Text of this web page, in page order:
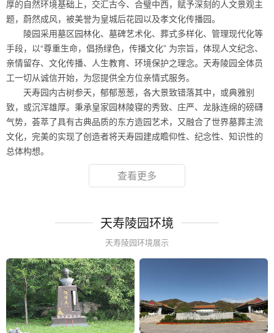
厚的自然环境基础上，交汇古今、合璧中西，赋予深刻的人文景观主
题，蔚然成风，被美誉为皇城后花园以及孝文化传播园。
陵园采用墓区园林化、墓碑艺术化、葬式多样化、管理现代化等
手段，以“尊重生命，倡扬绿色，传播文化” 为宗旨，体现人文纪念、
亲情留存、文化传播、人生教育、环境保护之理念。天寿陵园全体员
工一切从诚信开始，为您提供全方位亲情式服务。
天寿园内古树参天，郁郁葱葱，各大景致错落其中，或典雅别
致，或沉浑雄厚。秉承皇家园林陵寝的秀致、庄严、龙脉连绵的磅礴
气势，荟萃了具有古典品质的东方造园艺术，又融合了世界墓葬主流
文化，完美的实现了创造者将天寿园建成瞻仰性、纪念性、知识性的
总体构想。
查看更多
天寿陵园环境
天寿陵园环境展示